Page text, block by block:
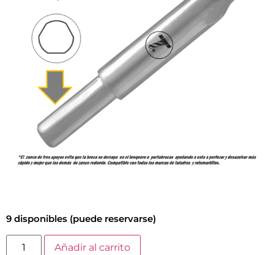
9 disponibles (puede reservarse)
Añadir al carrito